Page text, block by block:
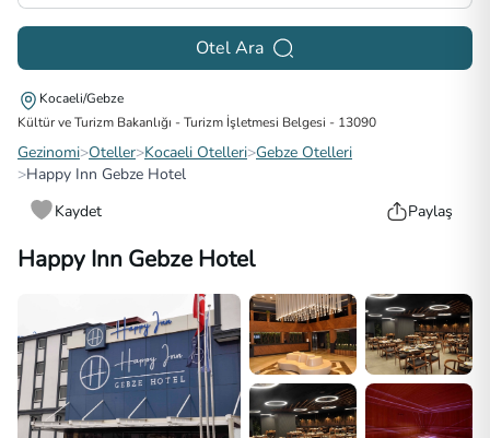
Otel Ara
Kocaeli/Gebze
Kültür ve Turizm Bakanlığı - Turizm İşletmesi Belgesi - 13090
Gezinomi>Oteller>Kocaeli Otelleri>Gebze Otelleri
>Happy Inn Gebze Hotel
Paylaş
Kaydet
Happy Inn Gebze Hotel